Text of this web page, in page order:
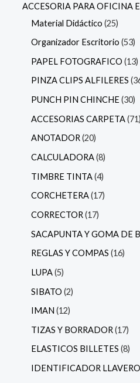
ACCESORIA PARA OFICINA
Material Didáctico 25
Organizador Escritorio 53
PAPEL FOTOGRAFICO 13
PINZA CLIPS ALFILERES
PUNCH PIN CHINCHE 30
ACCESORIAS CARPETA 71
ANOTADOR 20
CALCULADORA 8
TIMBRE TINTA 4
CORCHETERA 17
CORRECTOR 17
SACAPUNTA Y GOMA DE
REGLAS Y COMPAS 16
LUPA 5
SIBATO 2
IMAN 12
TIZAS Y BORRADOR 17
ELASTICOS BILLETES 8
IDENTIFICADOR LLAVERO